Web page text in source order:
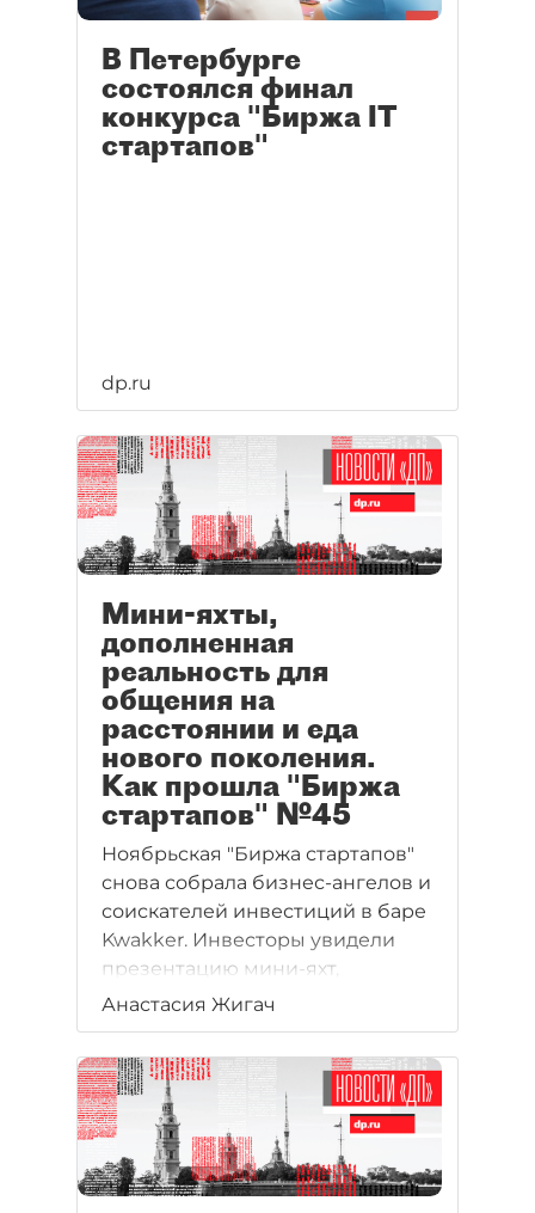
В Петербурге
состоялся финал
конкурса "Биржа IT
стартапов"
dp.ru
Мини-яхты,
дополненная
реальность для
общения на
расстоянии и еда
нового поколения.
Как прошла "Биржа
стартапов" №45
Ноябрьская "Биржа стартапов"
снова собрала бизнес-ангелов и
соискателей инвестиций в баре
Kwakker. Инвесторы увидели
презентацию мини-яхт,
лазерных станков, CRM для
малого и среднего бизнеса,
полезные напитки и другие
проекты. Три из шести
стартапов получили
приглашение на встречу от
инвесторов. Особой
популярностью пользовались
Анастасия Жигач